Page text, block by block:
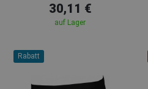
30,11 €
auf Lager
Rabatt